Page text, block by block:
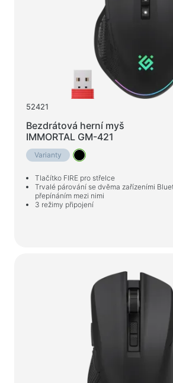
52421
Bezdrátová herní myš
IMMORTAL GM-421
Varianty
Tlačítko FIRE pro střelce
Trvalé párování se dvěma zařízeními
přepínáním mezi nimi
3 režimy připojení